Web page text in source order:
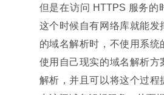
但是在访问 HTTPS 服务的
这个时候自有网络库就能发
的域名解析时，不使用系统
使用自己现实的域名解析方
解析，并且可以将这个过程